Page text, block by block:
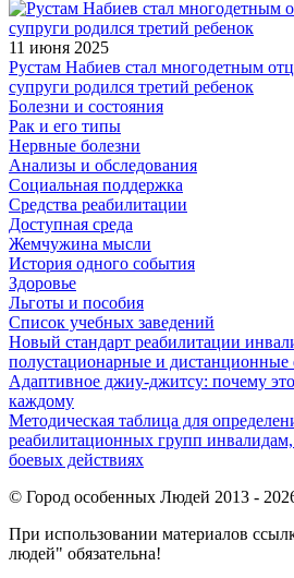
11 июня 2025
Рустам Набиев стал многодетным
супруги родился третий ребенок
Болезни и состояния
Рак и его типы
Нервные болезни
Анализы и обследования
Социальная поддержка
Средства реабилитации
Доступная среда
Жемчужина мысли
История одного события
Здоровье
Льготы и пособия
Список учебных заведений
Новый стандарт реабилитации
полустационарные и
Адаптивное джиу-джитсу: почему
каждому
Методическая таблица для
реабилитационных групп
боевых действиях
© Город особенных Людей 2013 -
При использовании материалов
людей" обязательна!